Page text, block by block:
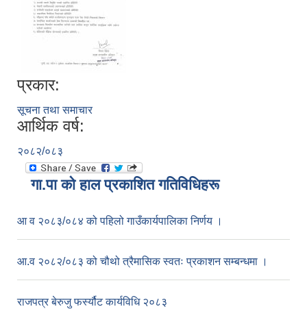
प्रकार:
सूचना तथा समाचार
आर्थिक वर्ष:
२०८२/०८३
गा.पा काे हाल प्रकाशित गतिविधिहरू
आ व २०८३/०८४ को पहिलो गाउँकार्यपालिका निर्णय ।
आ.व २०८२/०८३ को चौथो त्रैमासिक स्वतः प्रकाशन सम्बन्धमा ।
राजपत्र बेरुजु फर्स्यौट कार्यविधि २०८३